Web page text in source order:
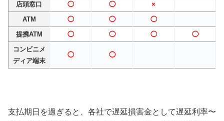
店頭窓口
◯ ◯
×
ATM
◯ ◯
◯
提携ATM
◯ ◯ ◯
◯
コンビニメ
ディア端末
◯ ◯
支払期日を過ぎると、各社で遅延損害金として遅延利率〜